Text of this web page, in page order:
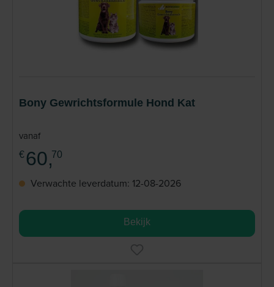
Bony Gewrichtsformule Hond Kat
vanaf
€ 60,70
Verwachte leverdatum: 12-08-2026
Bekijk